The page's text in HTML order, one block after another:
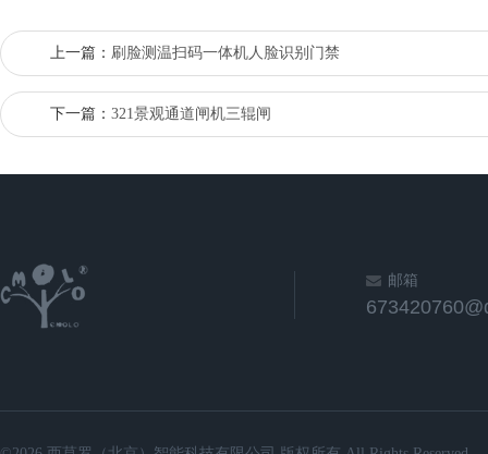
上一篇： 刷脸测温扫码一体机人脸识别门禁
下一篇： 321景观通道闸机三辊闸
邮箱